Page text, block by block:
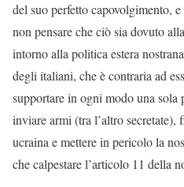
del suo perfetto capovolgimento,
non pensare che ciò sia dovuto
intorno alla politica estera
degli italiani, che è contraria ad
supportare in ogni modo una
inviare armi (tra l’altro secretate),
ucraina e mettere in pericolo la
che calpestare l’articolo 11 della